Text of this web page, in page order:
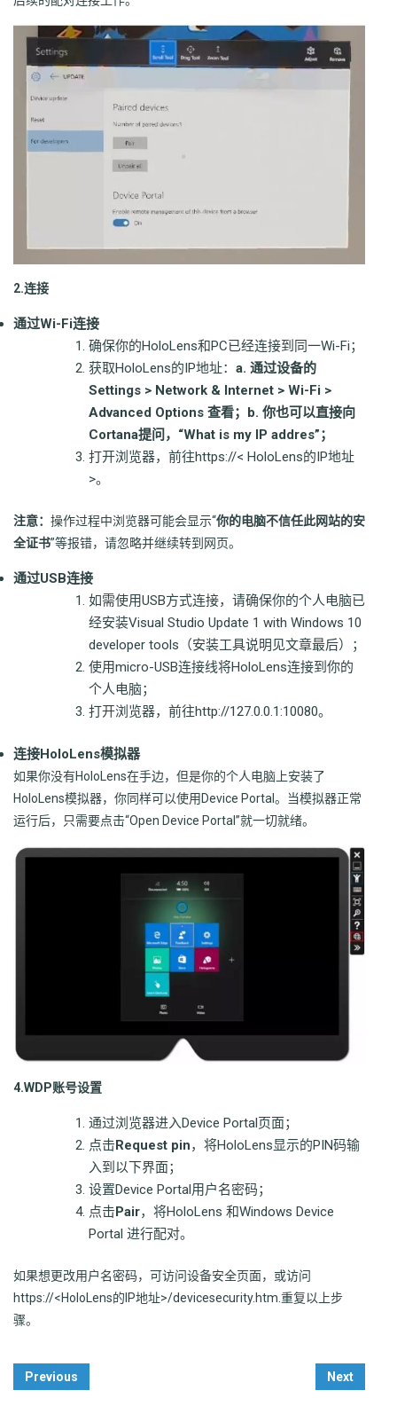
2.连接
通过Wi-Fi连接
确保你的HoloLens和PC已经连接到同一Wi-Fi；
获取HoloLens的IP地址： a. 通过设备的
Settings > Network & Internet > Wi-Fi >
Advanced Options 查看；b. 你也可以直接向
Cortana提问，“What is my IP addres”；
打开浏览器，前往https://< HoloLens的IP地址
>。
注意： 操作过程中浏览器可能会显示“你的电脑不信任此网站的安
全证书”等报错，请忽略并继续转到网页。
通过USB连接
如需使用USB方式连接，请确保你的个人电脑已
经安装Visual Studio Update 1 with Windows 10
developer tools（安装工具说明见文章最后）；
使用micro-USB连接线将HoloLens连接到你的
个人电脑；
打开浏览器，前往http://127.0.0.1:10080。
连接HoloLens模拟器
如果你没有HoloLens在手边，但是你的个人电脑上安装了
HoloLens模拟器，你同样可以使用Device Portal。当模拟器正常
运行后，只需要点击“Open Device Portal”就一切就绪。
4.WDP账号设置
通过浏览器进入Device Portal页面；
点击Request pin，将HoloLens显示的PIN码输
入到以下界面；
设置Device Portal用户名密码；
点击Pair，将HoloLens 和Windows Device
Portal 进行配对。
如果想更改用户名密码，可访问设备安全页面，或访问
https://<HoloLens的IP地址>/devicesecurity.htm.重复以上步
骤。
Post
Navigation
Previous Next